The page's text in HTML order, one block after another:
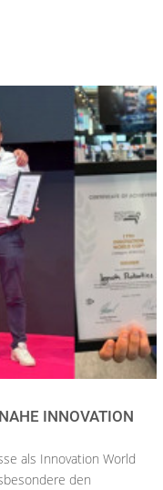
INNOVATION
als Innovation World
den